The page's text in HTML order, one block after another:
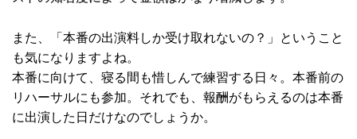
また、「本番の出演料しか受け取れないの？」ということ
も気になりますよね。
本番に向けて、寝る間も惜しんで練習する日々。本番前の
リハーサルにも参加。それでも、報酬がもらえるのは本番
に出演した日だけなのでしょうか。